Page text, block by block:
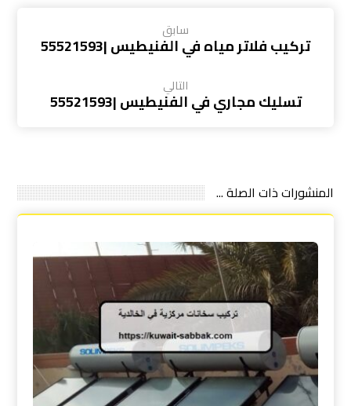
سابق
تركيب فلاتر مياه في الفنيطيس |55521593
التالي
تسليك مجاري في الفنيطيس |55521593
المنشورات ذات الصلة ...